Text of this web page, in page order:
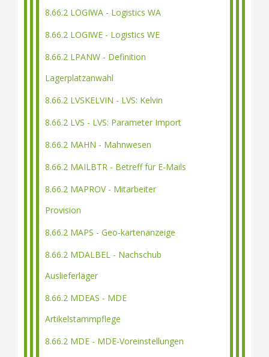
8.66.2 LOGIWA - Logistics WA
8.66.2 LOGIWE - Logistics WE
8.66.2 LPANW - Definition
Lagerplatzanwahl
8.66.2 LVSKELVIN - LVS: Kelvin
8.66.2 LVS - LVS: Parameter Import
8.66.2 MAHN - Mahnwesen
8.66.2 MAILBTR - Betreff für E-Mails
8.66.2 MAPROV - Mitarbeiter
Provision
8.66.2 MAPS - Geo-kartenanzeige
8.66.2 MDALBEL - Nachschub
Auslieferläger
8.66.2 MDEAS - MDE
Artikelstammpflege
8.66.2 MDE - MDE-Voreinstellungen